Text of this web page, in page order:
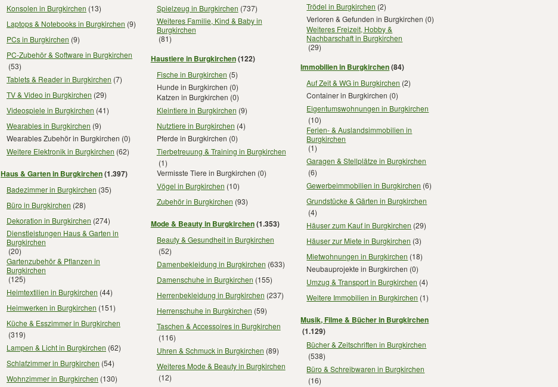
Konsolen in Burgkirchen (13)
Laptops & Notebooks in Burgkirchen (9)
PCs in Burgkirchen (9)
PC-Zubehör & Software in Burgkirchen
(53)
Tablets & Reader in Burgkirchen (7)
TV & Video in Burgkirchen (29)
Videospiele in Burgkirchen (41)
Wearables in Burgkirchen (9)
Wearables Zubehör in Burgkirchen (0)
Weitere Elektronik in Burgkirchen (62)
Haus & Garten in Burgkirchen(1.397)
Badezimmer in Burgkirchen (35)
Büro in Burgkirchen (28)
Dekoration in Burgkirchen (274)
Dienstleistungen Haus & Garten in
Burgkirchen
(20)
Gartenzubehör & Pflanzen in
Burgkirchen
(125)
Heimtextilien in Burgkirchen (44)
Heimwerken in Burgkirchen (151)
Küche & Esszimmer in Burgkirchen
(319)
Lampen & Licht in Burgkirchen (62)
Schlafzimmer in Burgkirchen (54)
Wohnzimmer in Burgkirchen (130)
Spielzeug in Burgkirchen (737)
Weiteres Familie, Kind & Baby in
Burgkirchen
(81)
Haustiere in Burgkirchen(122)
Fische in Burgkirchen (5)
Hunde in Burgkirchen (0)
Katzen in Burgkirchen (0)
Kleintiere in Burgkirchen (9)
Nutztiere in Burgkirchen (4)
Pferde in Burgkirchen (0)
Tierbetreuung & Training in Burgkirchen
(1)
Vermisste Tiere in Burgkirchen (0)
Vögel in Burgkirchen (10)
Zubehör in Burgkirchen (93)
Mode & Beauty in Burgkirchen(1.353)
Beauty & Gesundheit in Burgkirchen
(52)
Damenbekleidung in Burgkirchen (633)
Damenschuhe in Burgkirchen (155)
Herrenbekleidung in Burgkirchen (237)
Herrenschuhe in Burgkirchen (59)
Taschen & Accessoires in Burgkirchen
(116)
Uhren & Schmuck in Burgkirchen (89)
Weiteres Mode & Beauty in Burgkirchen
(12)
Trödel in Burgkirchen (2)
Verloren & Gefunden in Burgkirchen (0)
Weiteres Freizeit, Hobby &
Nachbarschaft in Burgkirchen
(29)
Immobilien in Burgkirchen(84)
Auf Zeit & WG in Burgkirchen (2)
Container in Burgkirchen (0)
Eigentumswohnungen in Burgkirchen
(10)
Ferien- & Auslandsimmobilien in
Burgkirchen
(1)
Garagen & Stellplätze in Burgkirchen
(6)
Gewerbeimmobilien in Burgkirchen (6)
Grundstücke & Gärten in Burgkirchen
(4)
Häuser zum Kauf in Burgkirchen (29)
Häuser zur Miete in Burgkirchen (3)
Mietwohnungen in Burgkirchen (18)
Neubauprojekte in Burgkirchen (0)
Umzug & Transport in Burgkirchen (4)
Weitere Immobilien in Burgkirchen (1)
Musik, Filme & Bücher in Burgkirchen
(1.129)
Bücher & Zeitschriften in Burgkirchen
(538)
Büro & Schreibwaren in Burgkirchen
(16)